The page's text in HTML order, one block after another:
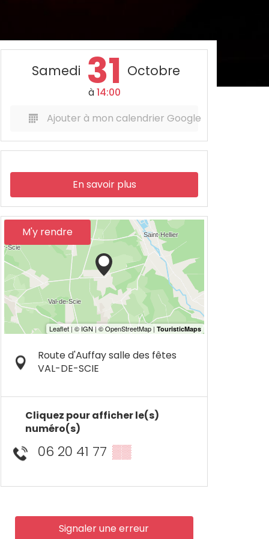
Samedi 31 Octobre
à14:00
Ajouter à mon calendrier Google
En savoir plus
M'y rendre
Route d'Auffay salle des fêtes
VAL-DE-SCIE
Cliquez pour afficher le(s)
numéro(s)
06 20 41 77 ▒▒
Signaler une erreur